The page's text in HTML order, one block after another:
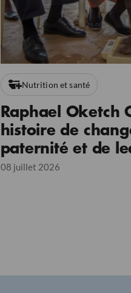
Nutrition et santé
Raphael Oketch
histoire de
paternité et de
communautaire
08 juillet 2026